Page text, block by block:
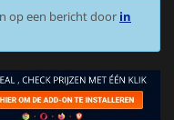
op een bericht door in